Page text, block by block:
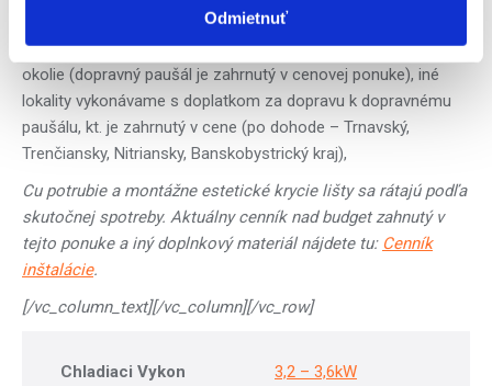
Odmietnuť
komunikácie, kondenzovej hadice),
– lokalita montáže: Cena platí pre mesto Bratislava I-V a
okolie (dopravný paušál je zahrnutý v cenovej ponuke), iné
lokality vykonávame s doplatkom za dopravu k dopravnému
paušálu, kt. je zahrnutý v cene (po dohode – Trnavský,
Trenčiansky, Nitriansky, Banskobystrický kraj),
Cu potrubie a montážne estetické krycie lišty sa rátajú podľa
skutočnej spotreby. Aktuálny cenník nad budget zahnutý v
tejto ponuke a iný doplnkový materiál nájdete tu: Cenník
inštalácie.
[/vc_column_text][/vc_column][/vc_row]
Chladiaci Vykon
3,2 – 3,6kW